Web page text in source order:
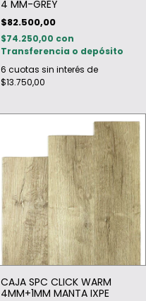
4 MM-GREY
$82.500,00
$74.250,00 con
Transferencia o depósito
6 cuotas sin interés de
$13.750,00
CAJA SPC CLICK WARM
4MM+1MM MANTA IXPE